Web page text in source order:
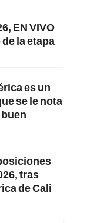
EN VIVO
la etapa
es un
se le nota
tras
de Cali